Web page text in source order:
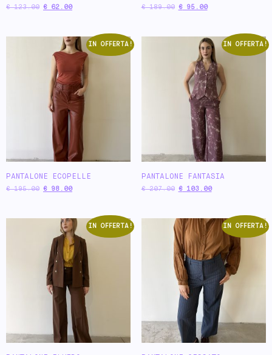
€123.00 € 62.00 €189.00 €95.00
IN OFFERTA!
PANTALONE ECOPELLE
€195.00 € 98.00
IN OFFERTA!
PANTALONE FANTASIA
€207.00 €103.00
IN OFFERTA! IN OFFERTA!